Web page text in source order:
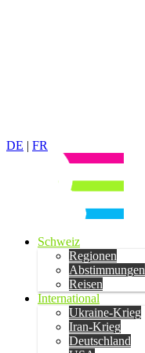
DE | FR
Schweiz
Regionen
Abstimmungen
Reisen
International
Ukraine-Krieg
Iran-Krieg
Deutschland